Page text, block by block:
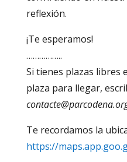
reflexión.
¡Te esperamos!
……………..
Si tienes plazas libres
plaza para llegar,
Te recordamos la
https://